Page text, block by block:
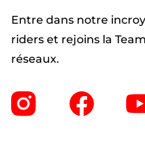
Entre dans notre
riders et rejoins la
réseaux.